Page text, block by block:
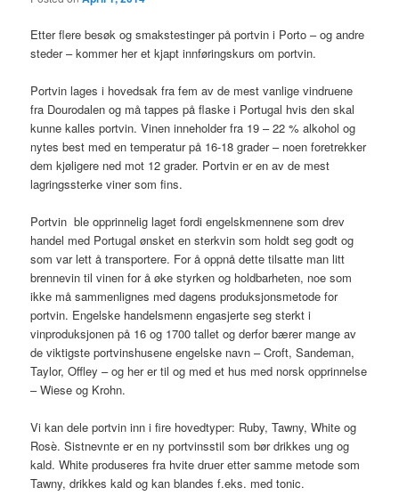
Etter flere besøk og smakstestinger på portvin i Porto – og andre
steder – kommer her et kjapt innføringskurs om portvin.
Portvin lages i hovedsak fra fem av de mest vanlige vindruene
fra Dourodalen og må tappes på flaske i Portugal hvis den skal
kunne kalles portvin. Vinen inneholder fra 19 – 22 % alkohol og
nytes best med en temperatur på 16-18 grader – noen foretrekker
dem kjøligere ned mot 12 grader. Portvin er en av de mest
lagringssterke viner som fins.
Portvin ble opprinnelig laget fordi engelskmennene som drev
handel med Portugal ønsket en sterkvin som holdt seg godt og
som var lett å transportere. For å oppnå dette tilsatte man litt
brennevin til vinen for å øke styrken og holdbarheten, noe som
ikke må sammenlignes med dagens produksjonsmetode for
portvin. Engelske handelsmenn engasjerte seg sterkt i
vinproduksjonen på 16 og 1700 tallet og derfor bærer mange av
de viktigste portvinshusene engelske navn – Croft, Sandeman,
Taylor, Offley – og her er til og med et hus med norsk opprinnelse
– Wiese og Krohn.
Vi kan dele portvin inn i fire hovedtyper: Ruby, Tawny, White og
Rosè. Sistnevnte er en ny portvinsstil som bør drikkes ung og
kald. White produseres fra hvite druer etter samme metode som
Tawny, drikkes kald og kan blandes f.eks. med tonic.